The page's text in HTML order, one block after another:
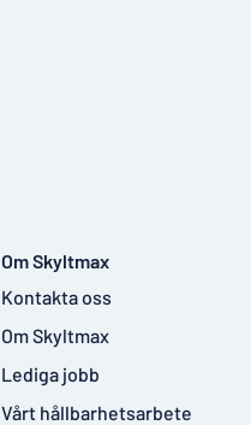
Om Skyltmax
Kontakta oss
Om Skyltmax
Lediga jobb
Vårt hållbarhetsarbete